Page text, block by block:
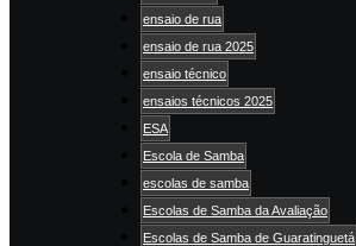
ensaio de rua
ensaio de rua 2025
ensaio técnico
ensaios técnicos 2025
ESA
Escola de Samba
escolas de samba
Escolas de Samba da Avaliação
Escolas de Samba de Guaratinguetá